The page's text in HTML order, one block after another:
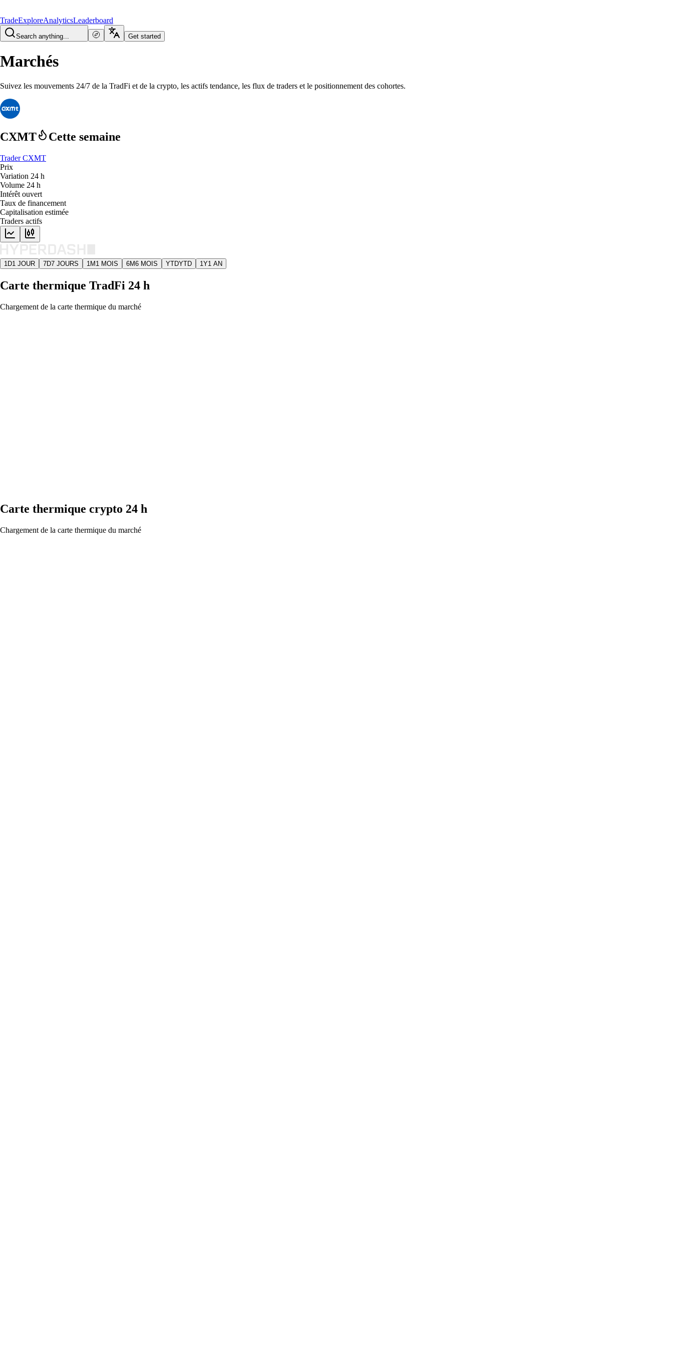
TradeExploreAnalyticsLeaderboard
Search anything... Get started
Marchés
Suivez les mouvements 24/7 de la TradFi et de la crypto, les actifs tendance, les flux de traders et le positionnement des cohortes.
CXMT Cette semaine
Trader CXMT
Prix
Variation 24 h
Volume 24 h
Intérêt ouvert
Taux de financement
Capitalisation estimée
Traders actifs
1D1 JOUR 7D7 JOURS 1M1 MOIS 6M6 MOIS YTDYTD 1Y1 AN
Carte thermique TradFi 24 h
Chargement de la carte thermique du marché
Carte thermique crypto 24 h
Chargement de la carte thermique du marché